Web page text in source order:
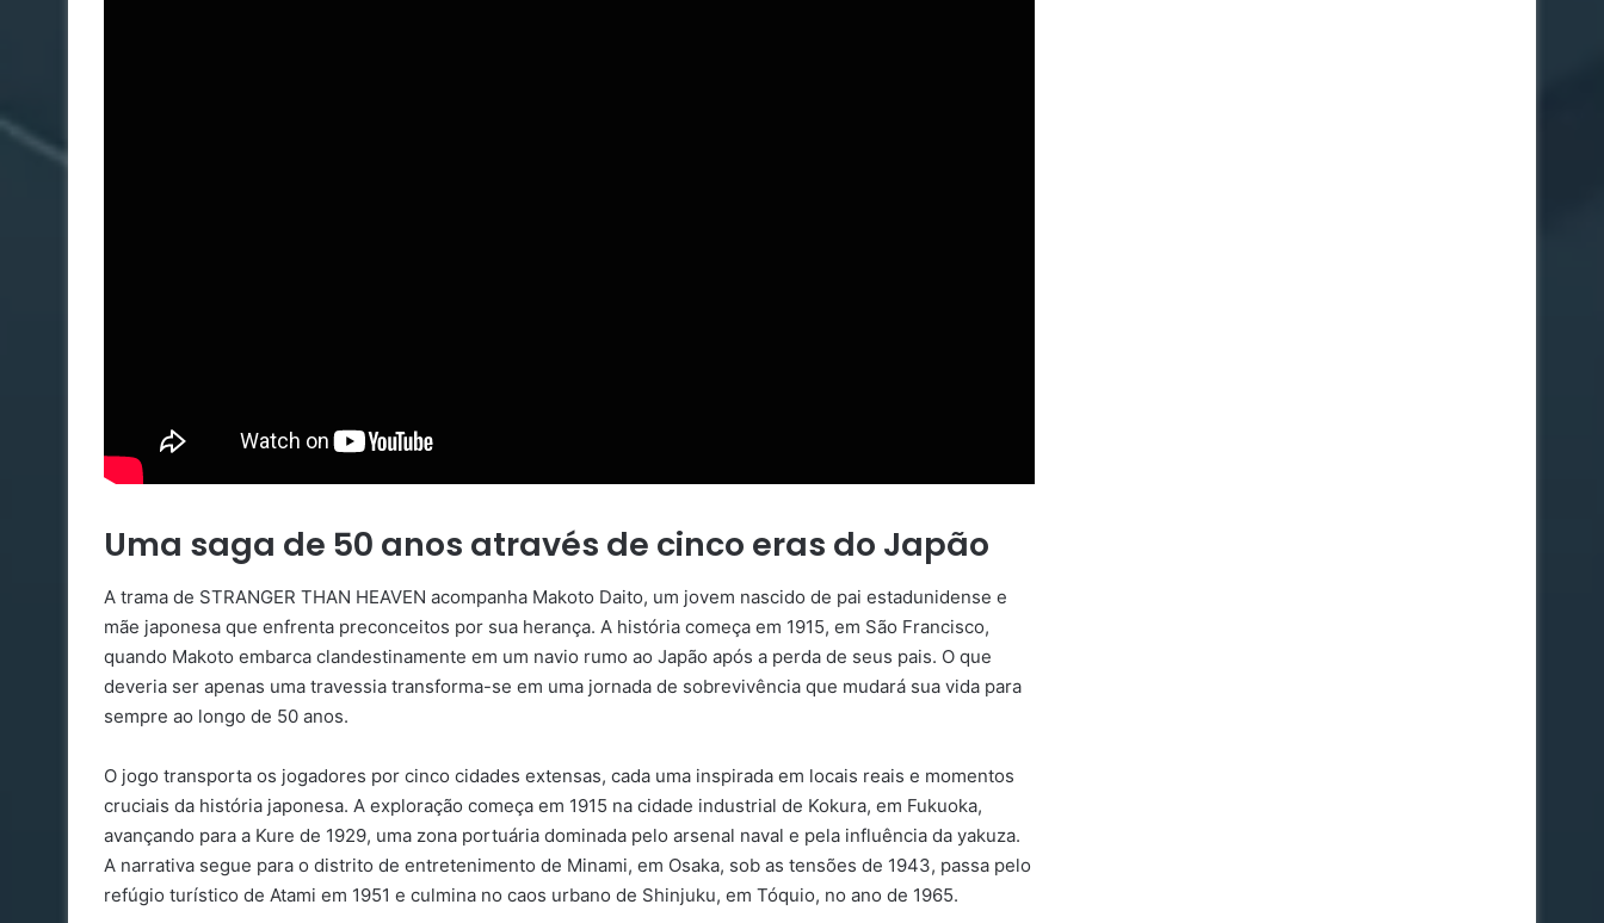
Uma saga de 50 anos através de cinco eras do Japão
A trama de STRANGER THAN HEAVEN acompanha Makoto Daito, um jovem nascido de pai estadunidense e
mãe japonesa que enfrenta preconceitos por sua herança. A história começa em 1915, em São Francisco,
quando Makoto embarca clandestinamente em um navio rumo ao Japão após a perda de seus pais. O que
deveria ser apenas uma travessia transforma-se em uma jornada de sobrevivência que mudará sua vida para
sempre ao longo de 50 anos.
O jogo transporta os jogadores por cinco cidades extensas, cada uma inspirada em locais reais e momentos
cruciais da história japonesa. A exploração começa em 1915 na cidade industrial de Kokura, em Fukuoka,
avançando para a Kure de 1929, uma zona portuária dominada pelo arsenal naval e pela influência da yakuza.
A narrativa segue para o distrito de entretenimento de Minami, em Osaka, sob as tensões de 1943, passa pelo
refúgio turístico de Atami em 1951 e culmina no caos urbano de Shinjuku, em Tóquio, no ano de 1965.